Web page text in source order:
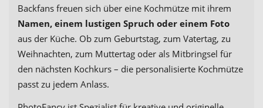
Backfans freuen sich über eine Kochmütze mit ihrem
Namen, einem lustigen Spruch oder einem Foto
aus der Küche. Ob zum Geburtstag, zum Vatertag, zu
Weihnachten, zum Muttertag oder als Mitbringsel für
den nächsten Kochkurs – die personalisierte Kochmütze
passt zu jedem Anlass.